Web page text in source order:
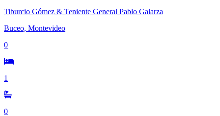
Tiburcio Gómez & Teniente General Pablo Galarza
Buceo, Montevideo
0
1
0